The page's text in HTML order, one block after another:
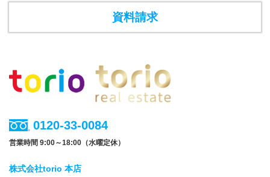
資料請求
0120-33-0084
営業時間 9:00～18:00（水曜定休）
株式会社torio 本店